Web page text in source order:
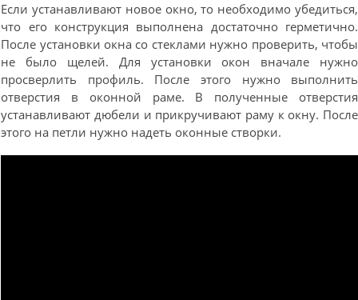
Если устанавливают новое окно, то необходимо убедиться,
что его конструкция выполнена достаточно герметично.
После установки окна со стеклами нужно проверить, чтобы
не было щелей. Для установки окон вначале нужно
просверлить профиль. После этого нужно выполнить
отверстия в оконной раме. В полученные отверстия
устанавливают дюбели и прикручивают раму к окну. После
этого на петли нужно надеть оконные створки.